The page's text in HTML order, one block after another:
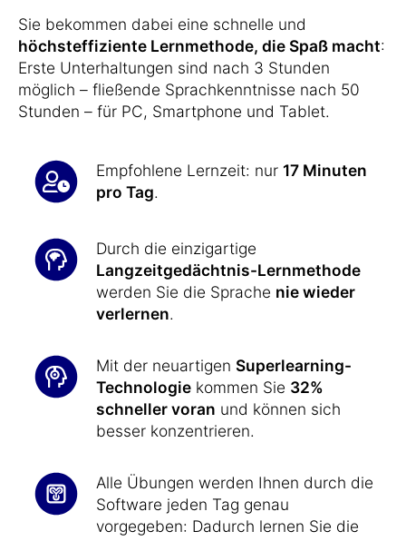
Sie bekommen dabei eine schnelle und
höchsteffiziente Lernmethode, die Spaß macht:
Erste Unterhaltungen sind nach 3 Stunden
möglich – fließende Sprachkenntnisse nach 50
Stunden – für PC, Smartphone und Tablet.
Empfohlene Lernzeit: nur 17 Minuten
pro Tag.
Durch die einzigartige
Langzeitgedächtnis-Lernmethode
werden Sie die Sprache nie wieder
verlernen.
Mit der neuartigen Superlearning-
Technologie kommen Sie 32%
schneller voran und können sich
besser konzentrieren.
Alle Übungen werden Ihnen durch die
Software jeden Tag genau
vorgegeben: Dadurch lernen Sie die